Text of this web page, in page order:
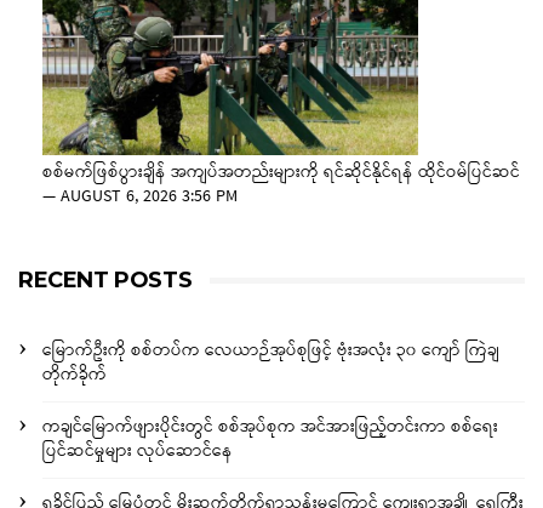
စစ်မက်ဖြစ်ပွားချိန် အကျပ်အတည်းများကို ရင်ဆိုင်နိုင်ရန် ထိုင်ဝမ်ပြင်ဆင်
—AUGUST 6, 2026 3:56 PM
RECENT POSTS
မြောက်ဦးကို စစ်တပ်က လေယာဉ်အုပ်စုဖြင့် ဗုံးအလုံး ၃၀ ကျော် ကြဲချ
တိုက်ခိုက်
ကချင်မြောက်ဖျားပိုင်းတွင် စစ်အုပ်စုက အင်အားဖြည့်တင်းကာ စစ်ရေး
ပြင်ဆင်မှုများ လုပ်ဆောင်နေ